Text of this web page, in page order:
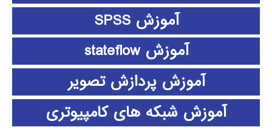
آموزش SPSS
آموزش stateflow
آموزش پردازش تصویر
آموزش شبکه های کامپیوتری